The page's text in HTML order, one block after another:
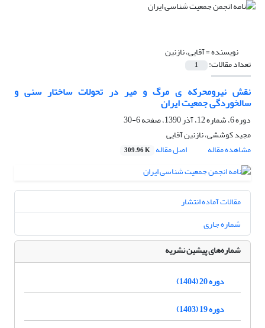
نویسنده =آقایی، نازنین
تعداد مقالات: 1
نقش نیرومحرکه ی مرگ و میر در تحولات ساختار سنی و
سالخوردگی جمعیت ایران
دوره 6، شماره 12، آذر 1390، صفحه
6-30
مجید کوششی، نازنین آقایی
مشاهده مقاله
اصل مقاله 309.96 K
مقالات آماده انتشار
شماره جاری
شماره‌های پیشین نشریه
دوره 20 (1404)
دوره 19 (1403)